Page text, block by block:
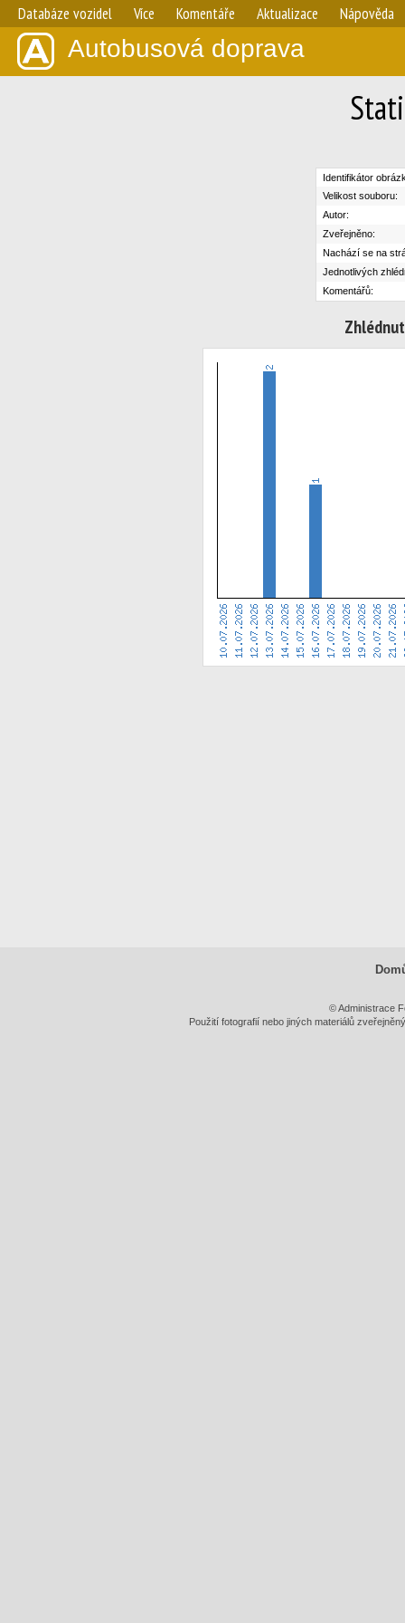
Databáze vozidel Více Komentáře Aktualizace Nápověda
Autobusová doprava
Identifikátor
Velikost souboru:
Autor:
Zveřejněno:
Nachází se na
Jednotlivých
Komentářů:
© Administrace
Použití fotografií nebo jiných materiálů